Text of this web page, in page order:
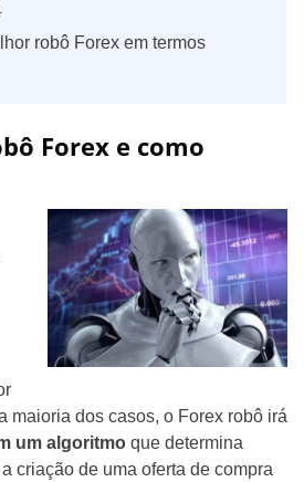
robô Forex em termos
Forex e como
maioria dos casos, o Forex robô irá
um algoritmo que determina
criação de uma oferta de compra